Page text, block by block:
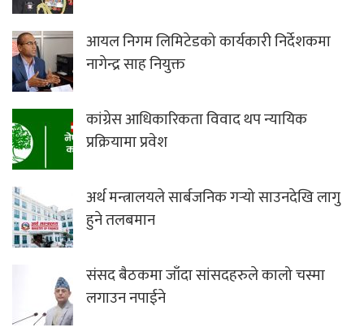
आयल निगम लिमिटेडको कार्यकारी निर्देशकमा
नागेन्द्र साह नियुक्त
कांग्रेस आधिकारिकता विवाद थप न्यायिक
प्रक्रियामा प्रवेश
अर्थ मन्त्रालयले सार्बजनिक गर्‍यो साउनदेखि लागु
हुने तलबमान
संसद बैठकमा जाँदा सांसदहरुले कालो चस्मा
लगाउन नपाईने